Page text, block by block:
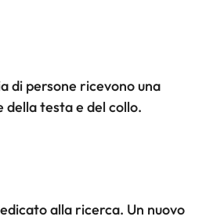
di persone ricevono una
della testa e del collo.
alla ricerca. Un nuovo